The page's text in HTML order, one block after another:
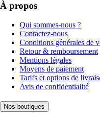
À propos
Qui sommes-nous ?
Contactez-nous
Conditions générales de
Retour & remboursement
Mentions légales
Moyens de paiement
Tarifs et options de
Avis de confidentialité
Nos boutiques